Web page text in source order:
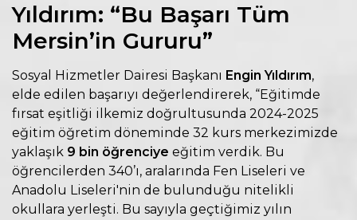
Yıldırım: “Bu Başarı Tüm
Mersin’in Gururu”
Sosyal Hizmetler Dairesi Başkanı Engin Yıldırım,
elde edilen başarıyı değerlendirerek, “Eğitimde
fırsat eşitliği ilkemiz doğrultusunda 2024-2025
eğitim öğretim döneminde 32 kurs merkezimizde
yaklaşık 9 bin öğrenciye eğitim verdik. Bu
öğrencilerden 340’ı, aralarında Fen Liseleri ve
Anadolu Liseleri'nin de bulunduğu nitelikli
okullara yerleşti. Bu sayıyla geçtiğimiz yılın